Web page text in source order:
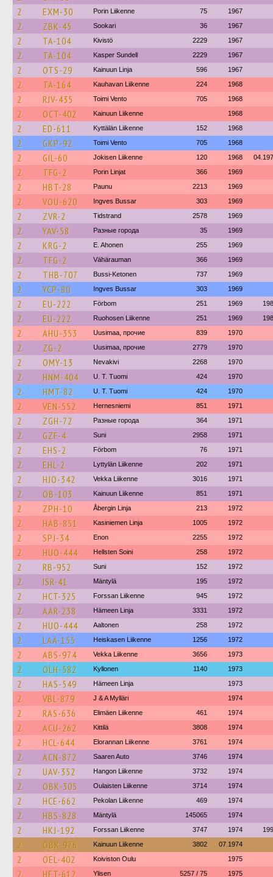
2 EXM-30 Porin Liikenne 75 1967
2 ZBK-45 Sookari 36 1967
2 TA-104 Kivistö 2229 1967
2 TA-104 Kasper Sundell 2229 1967
2 OTS-29 Kainuun Linja 596 1967
2 TA-164 Kauhavan Liikenne 224 1968
2 RJV-435 Toimi Vento 705 1968
2 OCT-402 Kainuun Liikenne 1968
2 ED-611 Kyttälän Liikenne 152 1968
2 GKP-92 Toimi Vento 705 1968
2 GIL-60 Jokisen Liikenne 120 1968
2 TFG-2 Porin Linjat 366 1969
2 HBT-28 Paunu 2213 1969
2 VOU-620 Ingves Bussar 303 1969
2 ZVR-2 Tidstrand 2578 1969
2 YAV-58 Разные города 35 1969
2 KRG-2 E. Ahonen 255 1969
2 TFG-2 Vähärauman 366 1969
2 THB-707 Bussi-Ketonen 737 1969
2 YCP-80 Ingves Bussar 303 1969
2 EU-222 Förbom 251 1969
2 EU-222 Ruohosen Liikenne 251 1969
2 AHU-353 Uusimaa, прочие 839 1970
2 ZG-2 Uusimaa, прочие 2779 1970
2 OMY-13 Nevakivi 2268 1970
2 HNM-404 U. T. Tuomi 424 1970
2 HMT-82 U. T. Tuomi 424 1970
2 VEN-552 Hernesniemi 851 1971
2 ZGH-72 Разные города 364 1971
2 GZF-4 Suni 2958 1971
2 EHS-2 Förbom 76 1971
2 EHL-2 Lyttylän Liikenne 202 1971
2 HJO-342 Vekka Liikenne 3016 1971
2 OB-103 Kainuun Liikenne 851 1971
2 ZPH-10 Åbergin Linja 213 1972
2 HAB-851 Kasiniemen Linja 1005 1972
2 SPJ-34 Enon 2255 1972
2 HUO-444 Hellsten Soini 258 1972
2 RB-952 Suni 152 1972
2 ISR-41 Mäntylä 195 1972
2 HCT-325 Forssan Liikenne 945 1972
2 AAR-238 Hämeen Linja 3331 1972
2 HUO-444 Aaltonen 258 1972
2 LAA-155 Heiskasen Liikenne 1256 1972
2 ABS-974 Vekka Liikenne 3656 1973
2 OLH-582 Kyllonen 1140 1973
2 HAS-549 Hämeen Linja 1973
2 VBL-879 J & A Mylläri 1974
2 RAS-636 Elimäen Liikenne 461 1974
2 ACU-262 Kittilä 3808 1974
2 HCL-644 Elorannan Liikenne 3761 1974
2 ACN-872 Saaren Auto 3746 1974
2 UAV-352 Hangon Liikenne 3732 1974
2 OBK-305 Oulaisten Liikenne 3714 1974
2 HCE-662 Pekolan Liikenne 469 1974
2 HBS-828 Mäntylä 145065 1974
2 HKJ-192 Forssan Liikenne 3747 1974
2 OBK-976 Kainuun Liikenne 3802 07.1974
2 OEL-402 Koiviston Oulu 1975
2 HET-612 Ylisen 5257 / 75 1975